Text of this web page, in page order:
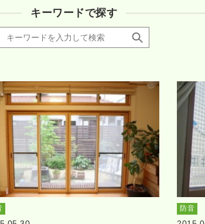
キーワードで探す
防音